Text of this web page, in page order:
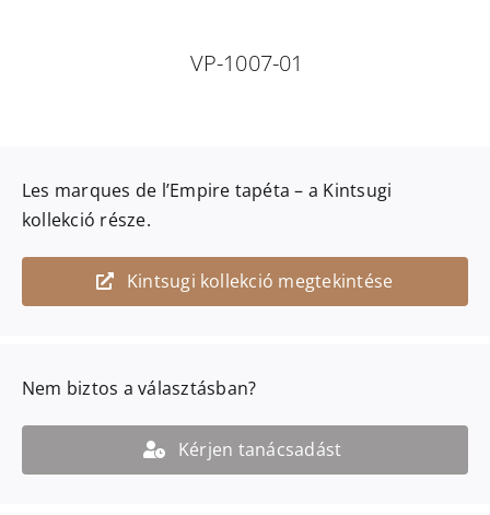
VP-1007-01
Les marques de l’Empire tapéta – a Kintsugi
kollekció része.
Kintsugi kollekció megtekintése
Nem biztos a választásban?
Kérjen tanácsadást